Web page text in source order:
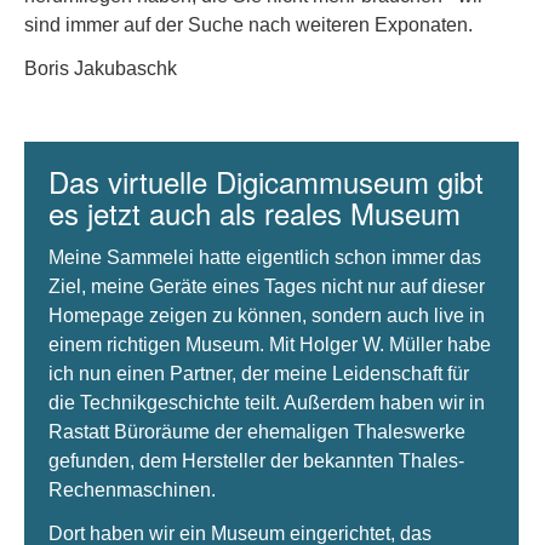
sind immer auf der Suche nach weiteren Exponaten.
Boris Jakubaschk
Das virtuelle Digicammuseum gibt
es jetzt auch als reales Museum
Meine Sammelei hatte eigentlich schon immer das
Ziel, meine Geräte eines Tages nicht nur auf dieser
Homepage zeigen zu können, sondern auch live in
einem richtigen Museum. Mit Holger W. Müller habe
ich nun einen Partner, der meine Leidenschaft für
die Technikgeschichte teilt. Außerdem haben wir in
Rastatt Büroräume der ehemaligen Thaleswerke
gefunden, dem Hersteller der bekannten Thales-
Rechenmaschinen.
Dort haben wir ein Museum eingerichtet, das